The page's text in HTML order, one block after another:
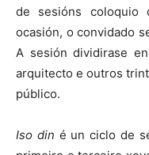
de sesións coloquio
ocasión, o convidado
A sesión dividirase
arquitecto e outros
público.
Iso din é un ciclo de